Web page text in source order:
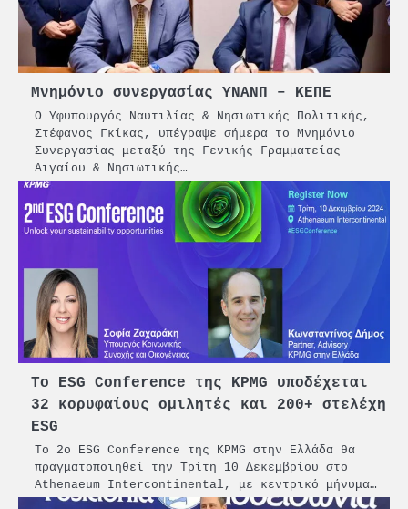
Μνημόνιο συνεργασίας ΥΝΑΝΠ – ΚΕΠΕ
Ο Υφυπουργός Ναυτιλίας & Νησιωτικής Πολιτικής,
Στέφανος Γκίκας, υπέγραψε σήμερα το Μνημόνιο
Συνεργασίας μεταξύ της Γενικής Γραμματείας
Αιγαίου & Νησιωτικής…
Το ESG Conference της KPMG υποδέχεται
32 κορυφαίους ομιλητές και 200+ στελέχη
ESG
Το 2o ESG Conference της KPMG στην Ελλάδα θα
πραγματοποιηθεί την Τρίτη 10 Δεκεμβρίου στο
Athenaeum Intercontinental, με κεντρικό μήνυμα…
PCT: Διπλή διάκριση για την
υπεύθυνη ανάπτυξη και τη
βιώσιμη επιχειρηματικότητα
3
μέσα από τη ναυτιλία
Ένωση Πλοιοκτητών Ρυμουλκών: